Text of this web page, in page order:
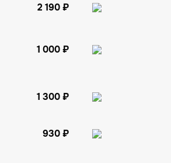
2 190 ₽
1 000 ₽
1 300 ₽
930 ₽